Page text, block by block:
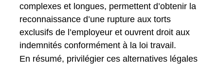
complexes et longues, permettent d’obtenir la
reconnaissance d’une rupture aux torts
exclusifs de l’employeur et ouvrent droit aux
indemnités conformément à la loi travail.
En résumé, privilégier ces alternatives légales